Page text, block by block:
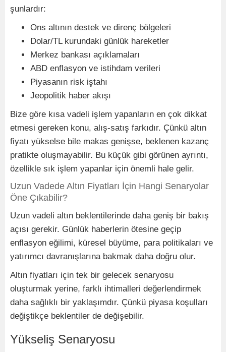
şunlardır:
Ons altının destek ve direnç bölgeleri
Dolar/TL kurundaki günlük hareketler
Merkez bankası açıklamaları
ABD enflasyon ve istihdam verileri
Piyasanın risk iştahı
Jeopolitik haber akışı
Bize göre kısa vadeli işlem yapanların en çok dikkat
etmesi gereken konu, alış-satış farkıdır. Çünkü altın
fiyatı yükselse bile makas genişse, beklenen kazanç
pratikte oluşmayabilir. Bu küçük gibi görünen ayrıntı,
özellikle sık işlem yapanlar için önemli hale gelir.
Uzun Vadede Altın Fiyatları İçin Hangi Senaryolar
Öne Çıkabilir?
Uzun vadeli altın beklentilerinde daha geniş bir bakış
açısı gerekir. Günlük haberlerin ötesine geçip
enflasyon eğilimi, küresel büyüme, para politikaları ve
yatırımcı davranışlarına bakmak daha doğru olur.
Altın fiyatları için tek bir gelecek senaryosu
oluşturmak yerine, farklı ihtimalleri değerlendirmek
daha sağlıklı bir yaklaşımdır. Çünkü piyasa koşulları
değiştikçe beklentiler de değişebilir.
Yükseliş Senaryosu